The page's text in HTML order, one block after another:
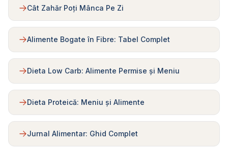
Cât Zahăr Poți Mânca Pe Zi
Alimente Bogate în Fibre: Tabel Complet
Dieta Low Carb: Alimente Permise și Meniu
Dieta Proteică: Meniu și Alimente
Jurnal Alimentar: Ghid Complet